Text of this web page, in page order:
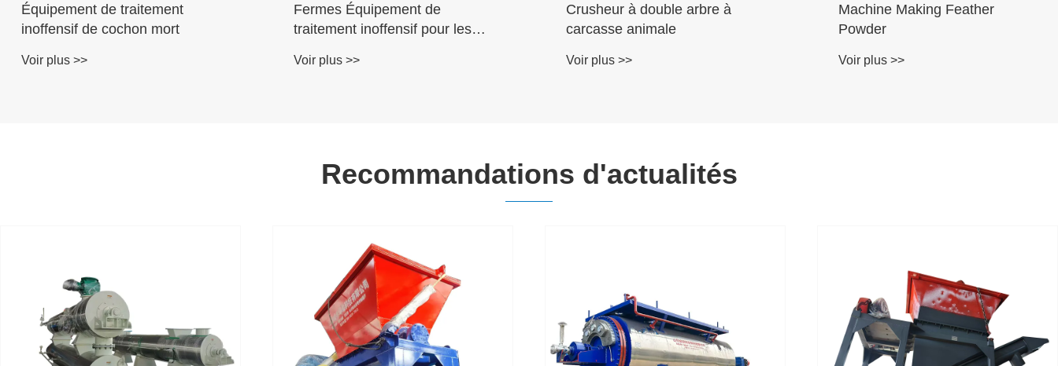
Équipement de traitement
inoffensif de cochon mort
Voir plus >>
Fermes Équipement de
traitement inoffensif pour les
Voir plus >>
Crusheur à double arbre à
carcasse animale
Voir plus >>
Machine Making Feather
Powder
Voir plus >>
Recommandations d'actualités